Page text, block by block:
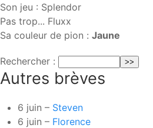
Son jeu : Splendor
Pas trop... Fluxx
Sa couleur de pion : Jaune
Rechercher :
Autres brèves
6 juin – Steven
6 juin – Florence